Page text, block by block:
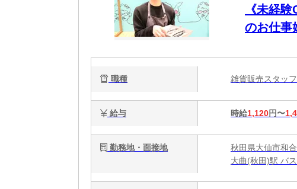
《未経
のお仕事
職種 雑貨販売スタッ
給与 時給1,120円〜
勤務地・面接地
秋田県大仙市和
大曲(秋田)駅 バ